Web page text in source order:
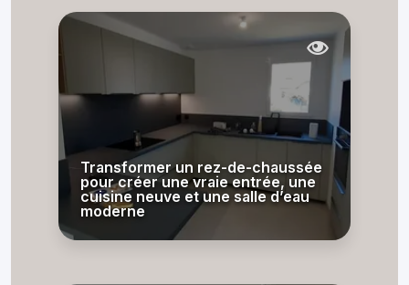
Transformer un rez-de-chaussée
pour créer une vraie entrée, une
cuisine neuve et une salle d’eau
moderne